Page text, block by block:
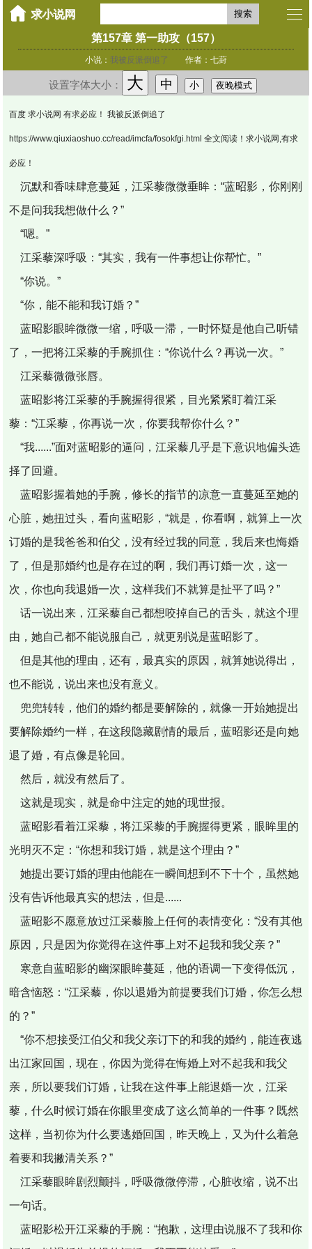
搜索
第157章 第一助攻（157）
小说： 我被反派倒追了 作者：七葑
设置字体大小： 大 中 小 夜晚模式
百度 求小说网 有求必应！ 我被反派倒追了
https://www.qiuxiaoshuo.cc/read/imcfa/fosokfgi.html 全文阅读！求小说网,有求
必应！
沉默和香味肆意蔓延，江采藜微微垂眸：“蓝昭影，你刚刚
不是问我我想做什么？”
“嗯。”
江采藜深呼吸：“其实，我有一件事想让你帮忙。”
“你说。”
“你，能不能和我订婚？”
蓝昭影眼眸微微一缩，呼吸一滞，一时怀疑是他自己听错
了，一把将江采藜的手腕抓住：“你说什么？再说一次。”
江采藜微微张唇。
蓝昭影将江采藜的手腕握得很紧，目光紧紧盯着江采
藜：“江采藜，你再说一次，你要我帮你什么？”
“我......”面对蓝昭影的逼问，江采藜几乎是下意识地偏头选
择了回避。
蓝昭影握着她的手腕，修长的指节的凉意一直蔓延至她的
心脏，她扭过头，看向蓝昭影，“就是，你看啊，就算上一次
订婚的是我爸爸和伯父，没有经过我的同意，我后来也悔婚
了，但是那婚约也是存在过的啊，我们再订婚一次，这一
次，你也向我退婚一次，这样我们不就算是扯平了吗？”
话一说出来，江采藜自己都想咬掉自己的舌头，就这个理
由，她自己都不能说服自己，就更别说是蓝昭影了。
但是其他的理由，还有，最真实的原因，就算她说得出，
也不能说，说出来也没有意义。
兜兜转转，他们的婚约都是要解除的，就像一开始她提出
要解除婚约一样，在这段隐藏剧情的最后，蓝昭影还是向她
退了婚，有点像是轮回。
然后，就没有然后了。
这就是现实，就是命中注定的她的现世报。
蓝昭影看着江采藜，将江采藜的手腕握得更紧，眼眸里的
光明灭不定：“你想和我订婚，就是这个理由？”
她提出要订婚的理由他能在一瞬间想到不下十个，虽然她
没有告诉他最真实的想法，但是......
蓝昭影不愿意放过江采藜脸上任何的表情变化：“没有其他
原因，只是因为你觉得在这件事上对不起我和我父亲？”
寒意自蓝昭影的幽深眼眸蔓延，他的语调一下变得低沉，
暗含恼怒：“江采藜，你以退婚为前提要我们订婚，你怎么想
的？”
“你不想接受江伯父和我父亲订下的和我的婚约，能连夜逃
出江家回国，现在，你因为觉得在悔婚上对不起我和我父
亲，所以要我们订婚，让我在这件事上能退婚一次，江采
藜，什么时候订婚在你眼里变成了这么简单的一件事？既然
这样，当初你为什么要逃婚回国，昨天晚上，又为什么着急
着要和我撇清关系？”
江采藜眼眸剧烈颤抖，呼吸微微停滞，心脏收缩，说不出
一句话。
蓝昭影松开江采藜的手腕：“抱歉，这理由说服不了我和你